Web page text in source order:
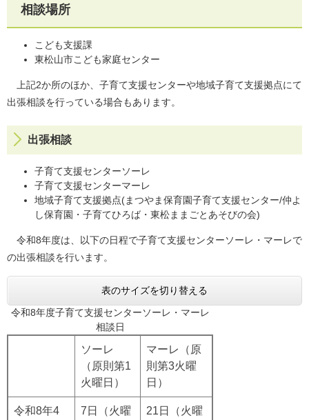
相談場所
こども支援課
東松山市こども家庭センター
上記2か所のほか、子育て支援センターや地域子育て支援拠点にて
出張相談を行っている場合もあります。
出張相談
子育て支援センターソーレ
子育て支援センターマーレ
地域子育て支援拠点(まつやま保育園子育て支援センター/仲よ
し保育園・子育てひろば・東松ままごとあそびの会)
令和8年度は、以下の日程で子育て支援センターソーレ・マーレで
の出張相談を行います。
表のサイズを切り替える
令和8年度子育て支援センターソーレ・マーレ
相談日
ソーレ
（原則第1
火曜日）
マーレ（原
則第3火曜
日）
令和8年4
7日（火曜
21日（火曜